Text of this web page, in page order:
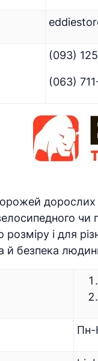
(093)
(063)
дорослих
чи
і для
й безпека
Пн-